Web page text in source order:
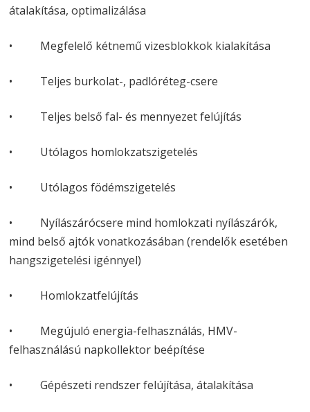
átalakítása, optimalizálása
• Megfelelő kétnemű vizesblokkok kialakítása
• Teljes burkolat-, padlóréteg-csere
• Teljes belső fal- és mennyezet felújítás
• Utólagos homlokzatszigetelés
• Utólagos födémszigetelés
• Nyílászárócsere mind homlokzati nyílászárók,
mind belső ajtók vonatkozásában (rendelők esetében
hangszigetelési igénnyel)
• Homlokzatfelújítás
• Megújuló energia-felhasználás, HMV-
felhasználású napkollektor beépítése
• Gépészeti rendszer felújítása, átalakítása